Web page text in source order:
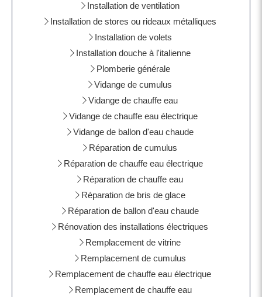
Installation de ventilation
Installation de stores ou rideaux métalliques
Installation de volets
Installation douche à l'italienne
Plomberie générale
Vidange de cumulus
Vidange de chauffe eau
Vidange de chauffe eau électrique
Vidange de ballon d'eau chaude
Réparation de cumulus
Réparation de chauffe eau électrique
Réparation de chauffe eau
Réparation de bris de glace
Réparation de ballon d'eau chaude
Rénovation des installations électriques
Remplacement de vitrine
Remplacement de cumulus
Remplacement de chauffe eau électrique
Remplacement de chauffe eau